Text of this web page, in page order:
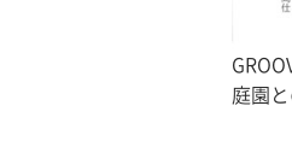
庭園